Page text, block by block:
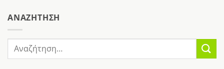
AΝΑΖΉΤΗΣΗ
Αναζήτηση
για: